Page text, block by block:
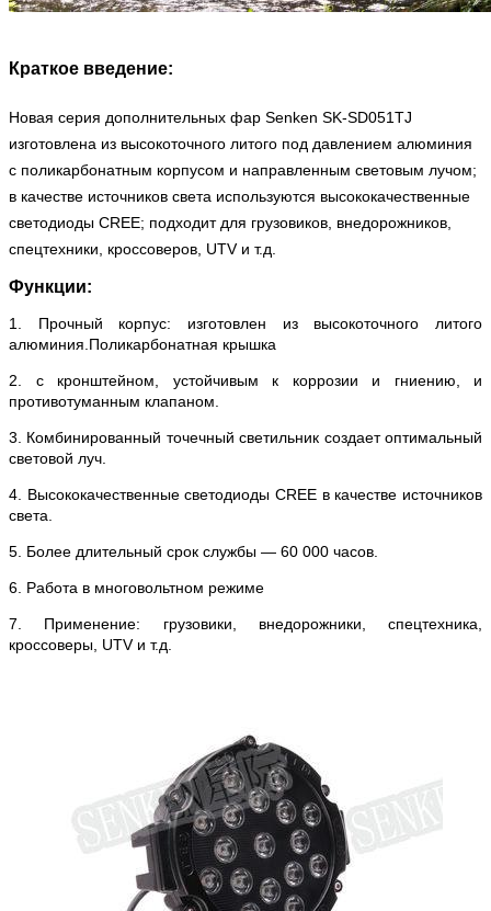
Краткое введение:
Новая серия дополнительных фар Senken SK-SD051TJ
изготовлена ​​из высокоточного литого под давлением алюминия
с поликарбонатным корпусом и направленным световым лучом;
в качестве источников света используются высококачественные
светодиоды CREE; подходит для грузовиков, внедорожников,
спецтехники, кроссоверов, UTV и т.д.
Функции:
1. Прочный корпус: изготовлен из высокоточного литого
алюминия. Поликарбонатная крышка
2. с кронштейном, устойчивым к коррозии и гниению, и
противотуманным клапаном.
3. Комбинированный точечный светильник создает оптимальный
световой луч.
4. Высококачественные светодиоды CREE в качестве источников
света.
5. Более длительный срок службы — 60 000 часов.
6. Работа в многовольтном режиме
7. Применение: грузовики, внедорожники, спецтехника,
кроссоверы, UTV и т.д.